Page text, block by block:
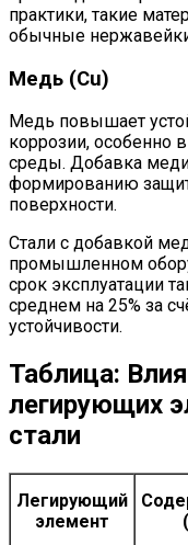
практики, такие
обычные нержавейки
Медь (Cu)
Медь повышает
коррозии, особенно
среды. Добавка
формированию
поверхности.
Стали с добавкой
промышленном
срок эксплуатации
среднем на 25% за
устойчивости.
Таблица:
легирующих
стали
Легирующий
элемент